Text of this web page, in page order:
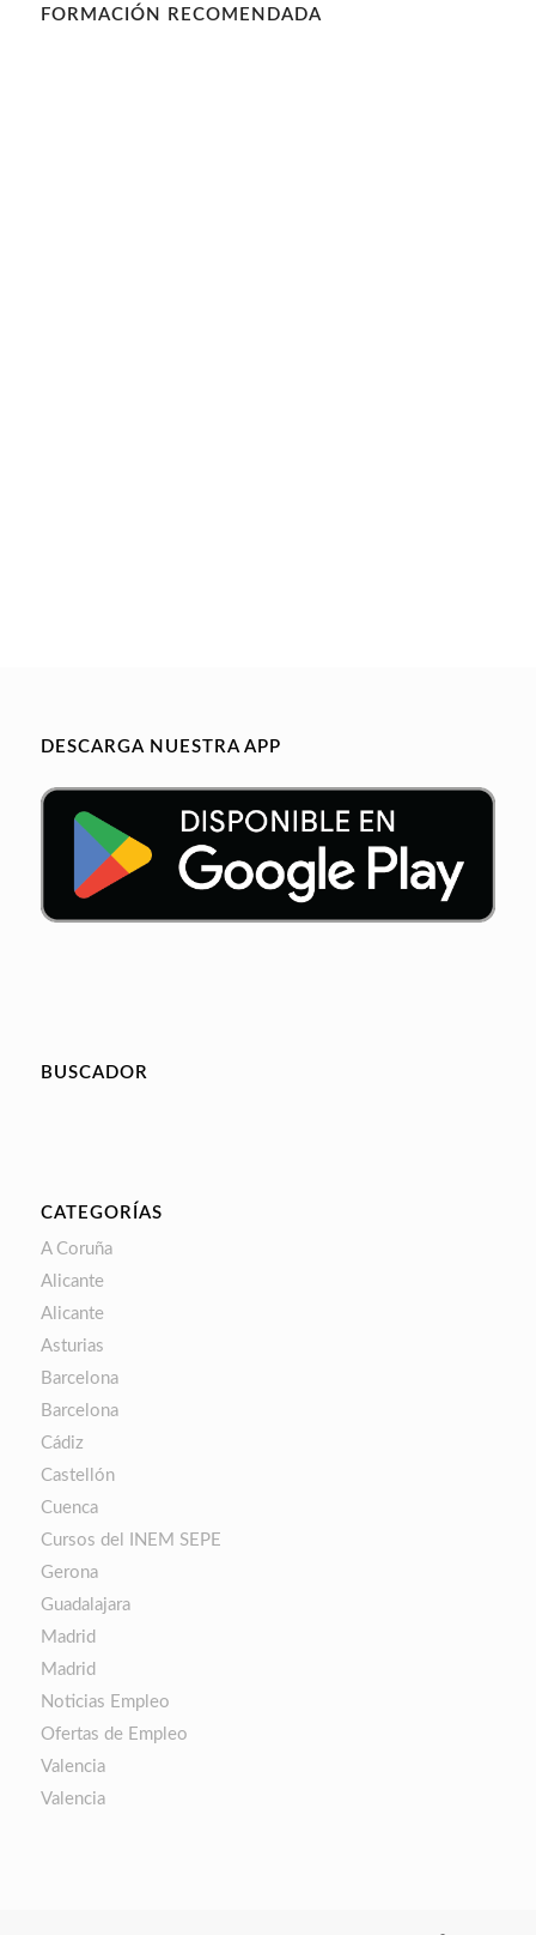
FORMACIÓN RECOMENDADA
DESCARGA NUESTRA APP
BUSCADOR
CATEGORÍAS
A Coruña
Alicante
Alicante
Asturias
Barcelona
Barcelona
Cádiz
Castellón
Cuenca
Cursos del INEM SEPE
Gerona
Guadalajara
Madrid
Madrid
Noticias Empleo
Ofertas de Empleo
Valencia
Valencia